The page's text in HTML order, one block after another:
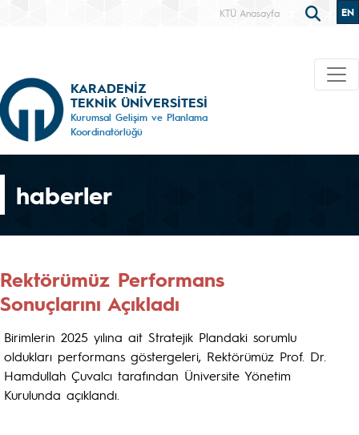
KTÜ Anasayfa EN
KARADENİZ
TEKNİK ÜNİVERSİTESİ
Kurumsal Gelişim ve Planlama
Koordinatörlüğü
haberler
Rektörümüz Performans
Sonuçlarını Açıkladı
Birimlerin 2025 yılına ait Stratejik Plandaki sorumlu
oldukları performans göstergeleri, Rektörümüz Prof. Dr.
Hamdullah Çuvalcı tarafından Üniversite Yönetim
Kurulunda açıklandı.